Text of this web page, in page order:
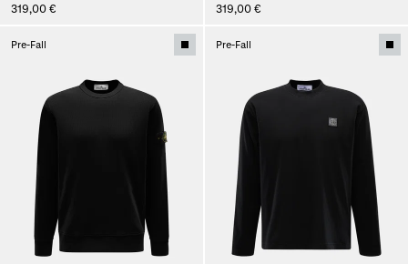
319,00 € 319,00 €
Pre-Fall Pre-Fall